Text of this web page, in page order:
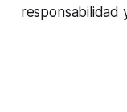
responsabilidad